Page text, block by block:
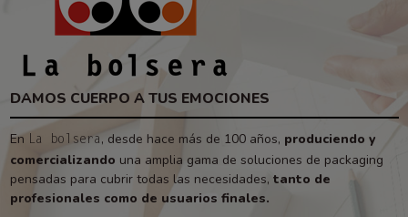
DAMOS CUERPO A TUS EMOCIONES
En La bolsera , desde hace más de 100 años, produciendo y
comercializando una amplia gama de soluciones de packaging
pensadas para cubrir todas las necesidades, tanto de
profesionales como de usuarios finales.